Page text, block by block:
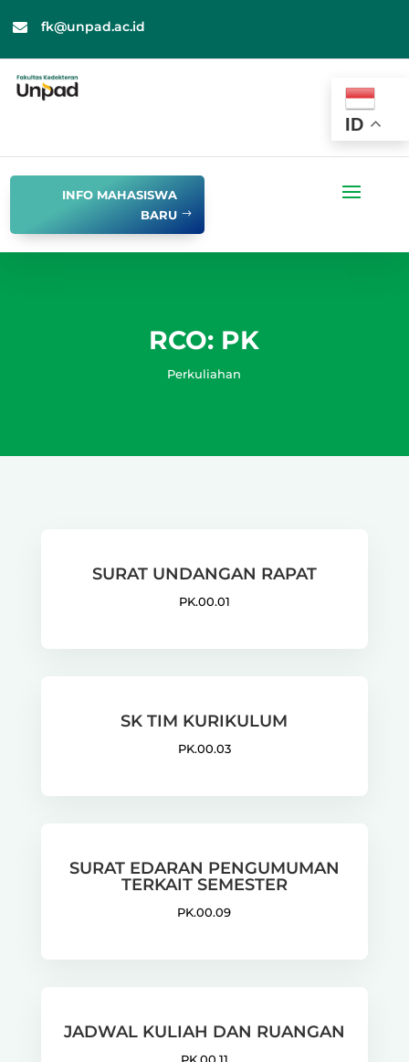
 fk@unpad.ac.id
ID
INFO MAHASISWA
BARU
RCO: PK
Perkuliahan
SURAT UNDANGAN RAPAT
PK.00.01
SK TIM KURIKULUM
PK.00.03
SURAT EDARAN PENGUMUMAN
TERKAIT SEMESTER
PK.00.09
JADWAL KULIAH DAN RUANGAN